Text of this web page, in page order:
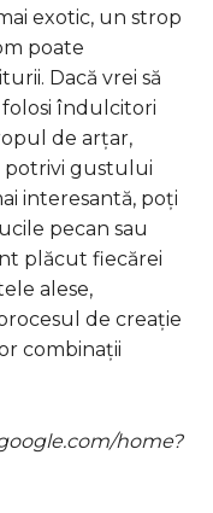
exotic, un strop
poate
Dacă vrei să
îndulcitori
de arțar,
potrivi gustului
interesantă, poți
pecan sau
plăcut fiecărei
alese,
de creație
combinații
home?